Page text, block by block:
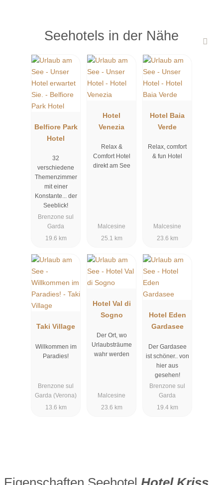
Seehotels in der Nähe
Belfiore Park
Hotel
32
verschiedene
Themenzimmer
mit einer
Konstante... der
Seeblick!
Brenzone sul
Garda
19.6 km
Hotel
Venezia
Relax &
Comfort Hotel
direkt am See
Malcesine
25.1 km
Hotel Baia
Verde
Relax, comfort
& fun Hotel
Malcesine
23.6 km
Taki Village
Willkommen im
Paradies!
Brenzone sul
Garda (Verona)
13.6 km
Hotel Val di
Sogno
Der Ort, wo
Urlaubs­träume
wahr werden
Malcesine
23.6 km
Hotel Eden
Gardasee
Der Gardasee
ist schöner.. von
hier aus
gesehen!
Brenzone sul
Garda
19.4 km